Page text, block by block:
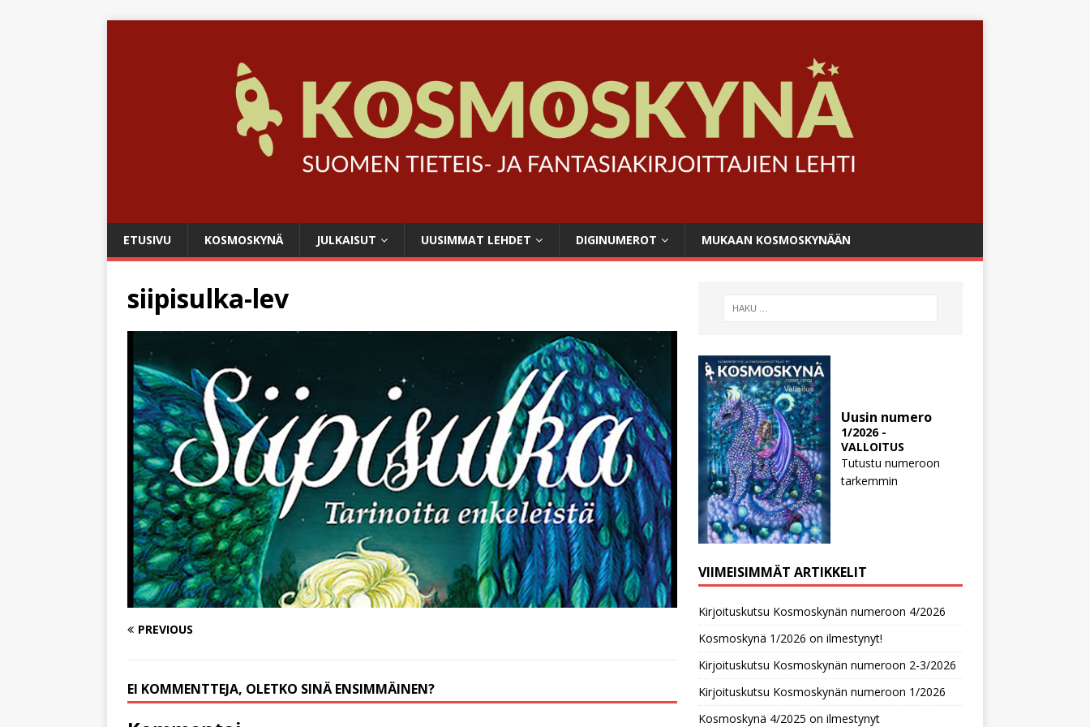
ETUSIVU KOSMOSKYNÄ JULKAISUT UUSIMMAT LEHDET DIGINUMEROT MUKAAN KOSMOSKYNÄÄN
siipisulka-lev
PREVIOUS
EI KOMMENTTEJA, OLETKO SINÄ ENSIMMÄINEN?
Uusin numero
1/2026 -
VALLOITUS
Tutustu numeroon
tarkemmin
VIIMEISIMMÄT ARTIKKELIT
Kirjoituskutsu Kosmoskynän numeroon 4/2026
Kosmoskynä 1/2026 on ilmestynyt!
Kirjoituskutsu Kosmoskynän numeroon 2-3/2026
Kirjoituskutsu Kosmoskynän numeroon 1/2026
Kosmoskynä 4/2025 on ilmestynyt